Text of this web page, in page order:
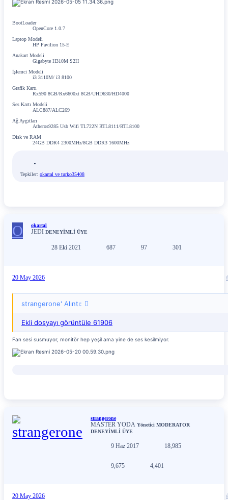
BootLoader
OpenCore 1.0.7
Laptop Modeli
HP Pavilion 15-E
Anakart Modeli
Gigabyte H310M S2H
İşlemci Modeli
i3 3110M/ i3 8100
Grafik Kartı
Rx590 8GB/Rx6600xt 8GB/UHD630/HD4000
Ses Kartı Modeli
ALC887/ALC269
Ağ Aygıtları
Atheros9285 Usb Wifi TL722N RTL8111/RTL8100
Disk ve RAM
24GB DDR4 2300MHz/8GB DDR3 1600MHz
Tepkiler: okartal ve turko35408
O okartal
JEDI DENEYİMLİ ÜYE
28 Eki 2021 687 97 301
20 May 2026
strangerone' Alıntı:
Ekli dosyayı görüntüle 61906
Fan sesi susmuyor, monitör hep yeşil ama yine de ses kesilmiyor.
strangerone
MASTER YODA Yönetici MODERATOR
DENEYİMLİ ÜYE
9 Haz 2017 18,985
9,675 4,401
20 May 2026